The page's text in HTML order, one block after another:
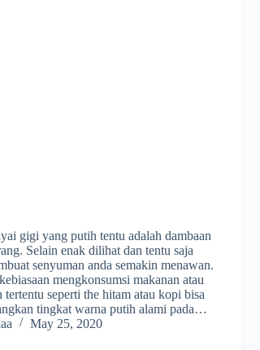
gigi yang putih tentu adalah dambaan
Selain enak dilihat dan tentu saja
senyuman anda semakin menawan.
mengkonsumsi makanan atau
tertentu seperti the hitam atau kopi bisa
tingkat warna putih alami pada…
May 25, 2020